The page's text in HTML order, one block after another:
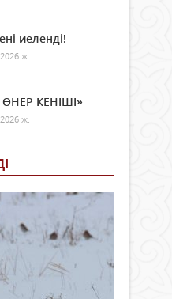
иеленді!
ж.
ӨНЕР КЕНІШІ»
ж.